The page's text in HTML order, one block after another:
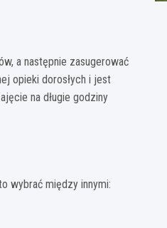
a następnie zasugerować
opieki dorosłych i jest
na długie godziny
wybrać między innymi: